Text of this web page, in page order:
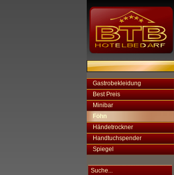
Gastrobekleidung
Best Preis
Minibar
Föhn
Händetrockner
Handtuchspender
Spiegel
Suche...